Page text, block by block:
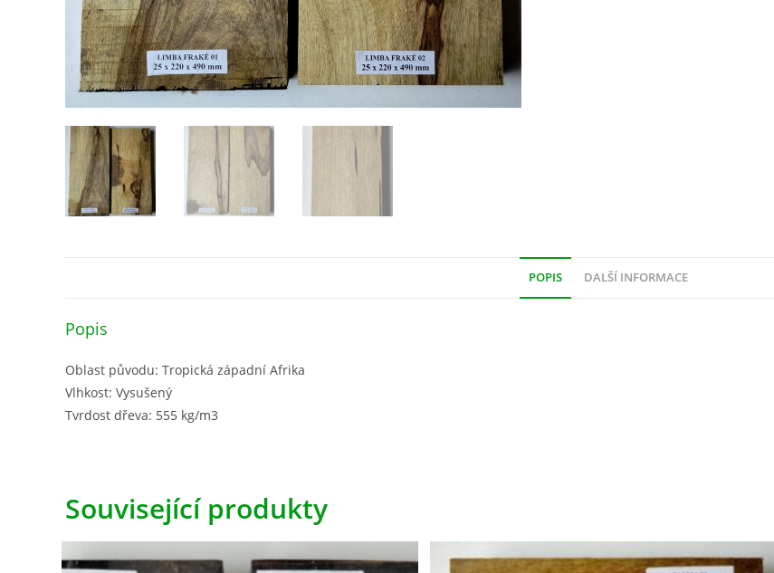
POPIS DALŠÍ INFORMACE
Popis
Oblast původu: Tropická západní Afrika
Vlhkost: Vysušený
Tvrdost dřeva: 555 kg/m3
Související produkty